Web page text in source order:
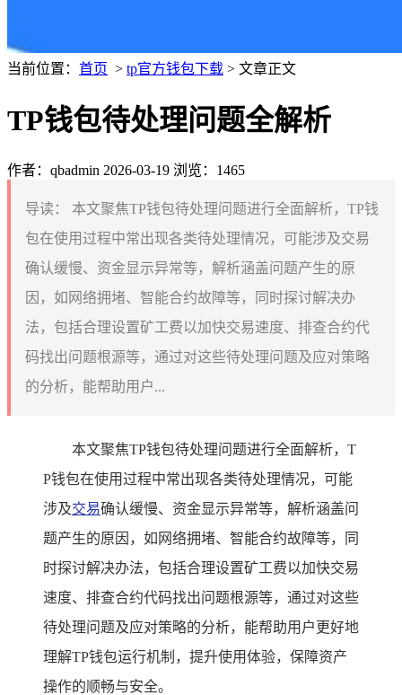
当前位置： 首页 > tp官方钱包下载 > 文章正文
TP钱包待处理问题全解析
作者：qbadmin 2026-03-19 浏览：1465
导读：
本文聚焦TP钱包待处理问题进行全面解析，TP钱
包在使用过程中常出现各类待处理情况，可能涉及交易
确认缓慢、资金显示异常等，解析涵盖问题产生的原
因，如网络拥堵、智能合约故障等，同时探讨解决办
法，包括合理设置矿工费以加快交易速度、排查合约代
码找出问题根源等，通过对这些待处理问题及应对策略
的分析，能帮助用户...
本文聚焦TP钱包待处理问题进行全面解析，T
P钱包在使用过程中常出现各类待处理情况，可能
涉及交易确认缓慢、资金显示异常等，解析涵盖问
题产生的原因，如网络拥堵、智能合约故障等，同
时探讨解决办法，包括合理设置矿工费以加快交易
速度、排查合约代码找出问题根源等，通过对这些
待处理问题及应对策略的分析，能帮助用户更好地
理解TP钱包运行机制，提升使用体验，保障资产
操作的顺畅与安全。